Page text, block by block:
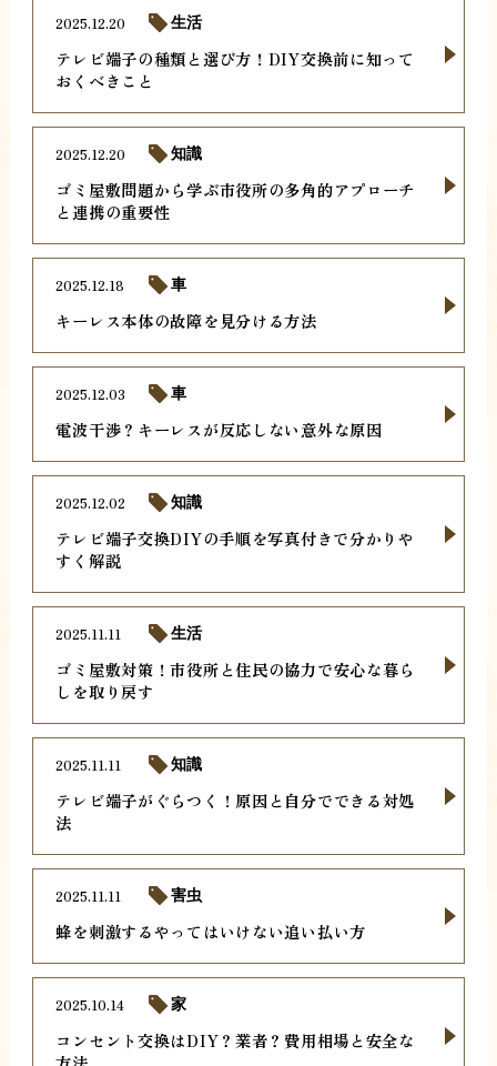
テレビ端子の種類と選び方！DIY交換前に知って
おくべきこと
2025.12.20 生活
ゴミ屋敷問題から学ぶ市役所の多角的アプローチ
と連携の重要性
2025.12.20 知識
キーレス本体の故障を見分ける方法
2025.12.18 車
電波干渉？キーレスが反応しない意外な原因
2025.12.03 車
テレビ端子交換DIYの手順を写真付きで分かりや
すく解説
2025.12.02 知識
ゴミ屋敷対策！市役所と住民の協力で安心な暮ら
しを取り戻す
2025.11.11 生活
テレビ端子がぐらつく！原因と自分でできる対処
法
2025.11.11 知識
蜂を刺激するやってはいけない追い払い方
2025.11.11 害虫
コンセント交換はDIY？業者？費用相場と安全な
2025.10.14 家